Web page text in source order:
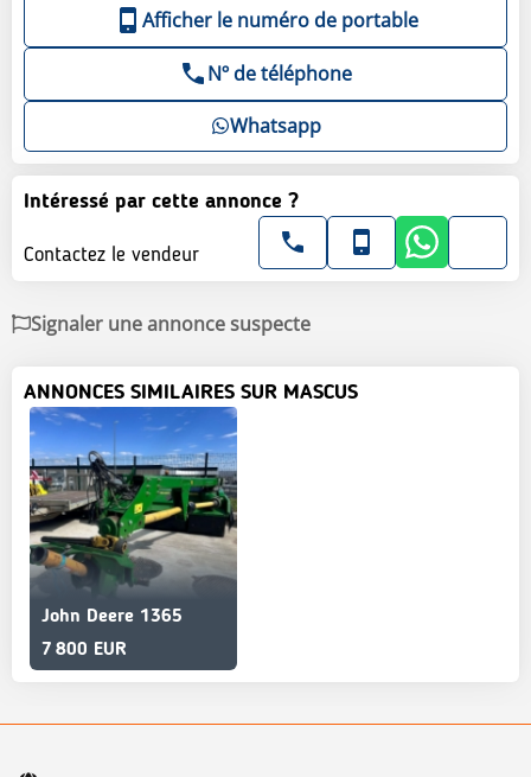
Afficher le numéro de portable
Nº de téléphone
Whatsapp
Intéressé par cette annonce ?
Contactez le vendeur
Signaler une annonce suspecte
ANNONCES SIMILAIRES SUR MASCUS
John Deere 1365
7 800 EUR